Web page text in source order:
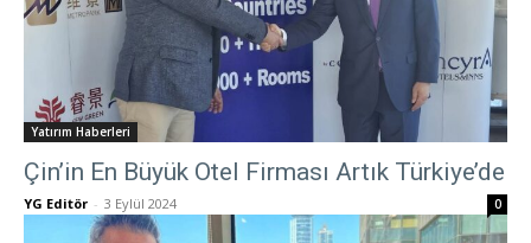
Yatırım Haberleri
Çin’in En Büyük Otel Firması Artık Türkiye’de
YG Editör - 3 Eylül 2024 0